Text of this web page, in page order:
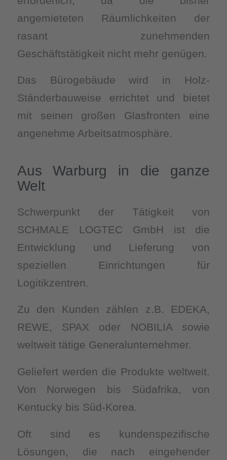
angemieteten Räumlichkeiten der
rasant zunehmenden
Geschäftstätigkeit nicht mehr genügen.
Das Bürogebäude wird in Holz-
Ständerbauweise errichtet und bietet
mit seinen großen Glasfronten eine
angenehme Arbeitsatmosphäre.
Aus Warburg in die ganze
Welt
Schwerpunkt der Tätigkeit von
SCHMALE LOGTEC GmbH ist die
Entwicklung und Lieferung von
speziellen Einrichtungen für
Logitikzentren.
Zu den Kunden zählen z.B. EDEKA,
REWE, SPAX oder NOBILIA sowie
weltweit tätige Generalunternehmer.
Geliefert werden die Produkte weltweit.
Von Norwegen bis Südafrika, von
Kentucky bis Süd-Korea.
Oft sind es kundenspezifische
Lösungen, die nach eingehender